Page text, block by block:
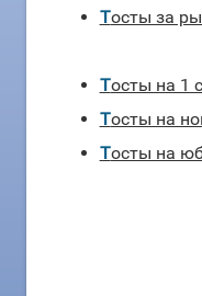
Тосты за
Тосты на 1
Тосты на
Тосты на